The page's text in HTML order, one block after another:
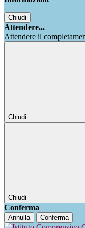
Chiudi
Attendere...
Attendere il
Chiudi
Chiudi
Conferma
Annulla Conferma